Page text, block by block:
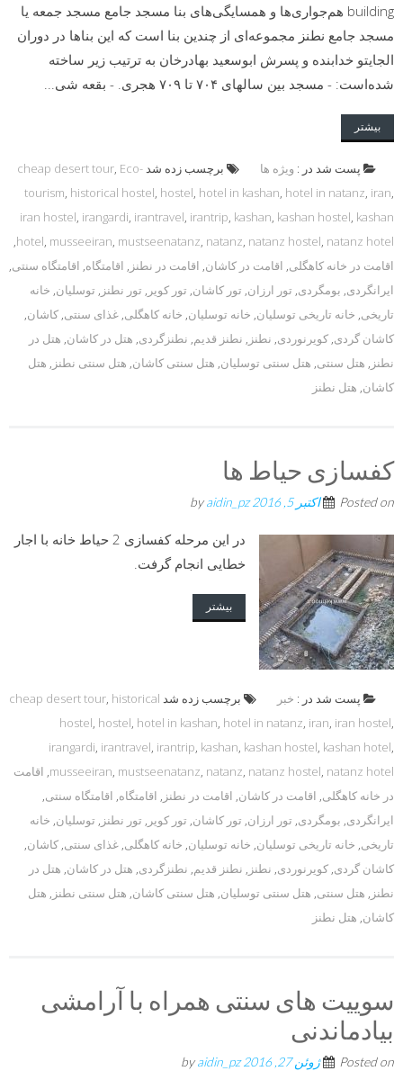
building هم‌جواری‌ها و همسایگی‌های بنا مسجد جامع مسجد جمعه یا
مسجد جامع نطنز مجموعه‌ای از چندین بنا است که این بناها در دوران
الجایتو خدابنده و پسرش ابوسعید بهادرخان به ترتیب زیر ساخته
شده‌است: - مسجد بین سالهای ۷۰۴ تا ۷۰۹ هجری. - بقعه شی...
بیشتر
پست شد در : ویژه ها برچسب زده شد cheap desert tour, Eco-
tourism, historical hostel, hostel, hotel in kashan, hotel in natanz, iran,
iran hostel, irangardi, irantravel, irantrip, kashan, kashan hostel, kashan
hotel, musseeiran, mustseenatanz, natanz, natanz hostel, natanz hotel
,
اقامت در خانه کاهگلی, اقامت در کاشان, اقامت در نطنز , اقامتگاه, اقامتگاه سنتی,
ایرانگردی, بومگردی, تور ارزان, تور کاشان, تور کویر , تور نطنز , توسلیان, خانه
تاریخی, خانه تاریخی توسلیان, خانه توسلیان, خانه کاهگلی, غذای سنتی, کاشان,
کاشان گردی, کویرنوردی, نطنز , نطنز قدیم, نطنزگردی, هتل در کاشان, هتل در
نطنز , هتل سنتی, هتل سنتی توسلیان, هتل سنتی کاشان, هتل سنتی نطنز , هتل
کاشان, هتل نطنز
کفسازی حیاط ها
Posted on اکتبر 5, 2016 by
aidin_pz
در این مرحله کفسازی 2 حیاط خانه با اجار
خطایی انجام گرفت.
بیشتر
پست شد در : خبر برچسب زده شد cheap desert tour, historical
hostel, hostel, hotel in kashan, hotel in natanz, iran, iran hostel,
irangardi, irantravel, irantrip, kashan, kashan hostel, kashan hotel,
musseeiran, mustseenatanz, natanz, natanz hostel, natanz hotel
, اقامت
در خانه کاهگلی, اقامت در کاشان, اقامت در نطنز , اقامتگاه, اقامتگاه سنتی,
ایرانگردی, بومگردی, تور ارزان, تور کاشان, تور کویر , تور نطنز , توسلیان, خانه
تاریخی, خانه تاریخی توسلیان, خانه توسلیان, خانه کاهگلی, غذای سنتی, کاشان,
کاشان گردی, کویرنوردی, نطنز , نطنز قدیم, نطنزگردی, هتل در کاشان, هتل در
نطنز , هتل سنتی, هتل سنتی توسلیان, هتل سنتی کاشان, هتل سنتی نطنز , هتل
کاشان, هتل نطنز
سوییت های سنتی همراه با آرامشی
بیادماندنی
Posted on ژوئن 27, 2016 by
aidin_pz